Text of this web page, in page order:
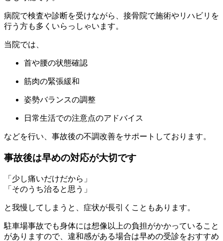
病院で検査や診断を受けながら、接骨院で施術やリハビリを
行う方も多くいらっしゃいます。
当院では、
首や腰の状態確認
筋肉の緊張緩和
姿勢バランスの調整
日常生活での注意点のアドバイス
などを行い、事故後の不調改善をサポートしております。
事故後は早めの対応が大切です
「少し痛いだけだから」
「そのうち治ると思う」
と我慢してしまうと、症状が長引くこともあります。
駐車場事故でも身体には想像以上の負担がかかっていること
がありますので、違和感がある場合は早めの受診をおすすめ